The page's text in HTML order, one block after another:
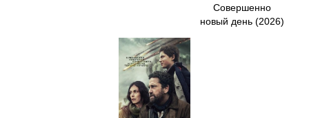
Совершенно
новый день (2026)